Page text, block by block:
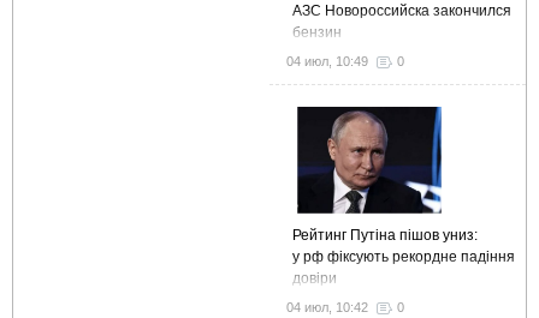
АЗС Новороссийска закончился
бензин
04 июл, 10:49 0
Рейтинг Путіна пішов униз:
у рф фіксують рекордне падіння
довіри
04 июл, 10:42 0